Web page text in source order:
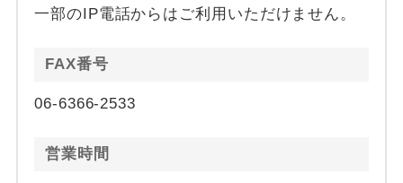
一部のIP電話からはご利用いただけません。
FAX番号
06-6366-2533
営業時間